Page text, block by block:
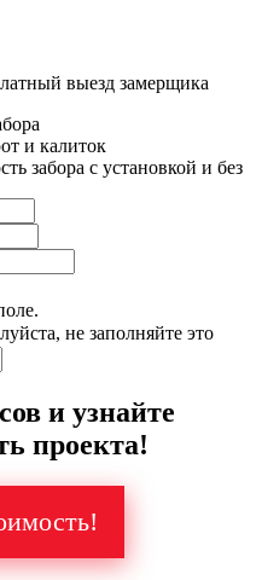
выезд замерщика
и калиток
забора с установкой и без
не заполняйте это
и узнайте
проекта!